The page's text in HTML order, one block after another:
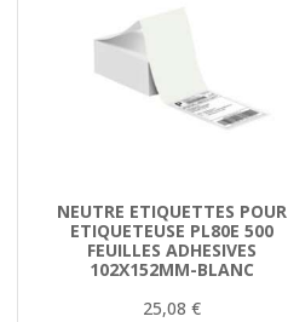
NEUTRE ETIQUETTES POUR
ETIQUETEUSE PL80E 500
FEUILLES ADHESIVES
102X152MM-BLANC
25,08€